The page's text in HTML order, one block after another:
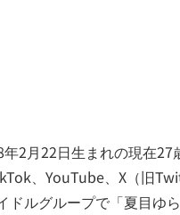
年2月22日生まれの現在
、YouTube、X（旧
ドルグループで「夏目